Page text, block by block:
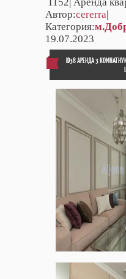
Автор:cererra|
Категория:
19.07.2023
ID38 АРЕНДА 3